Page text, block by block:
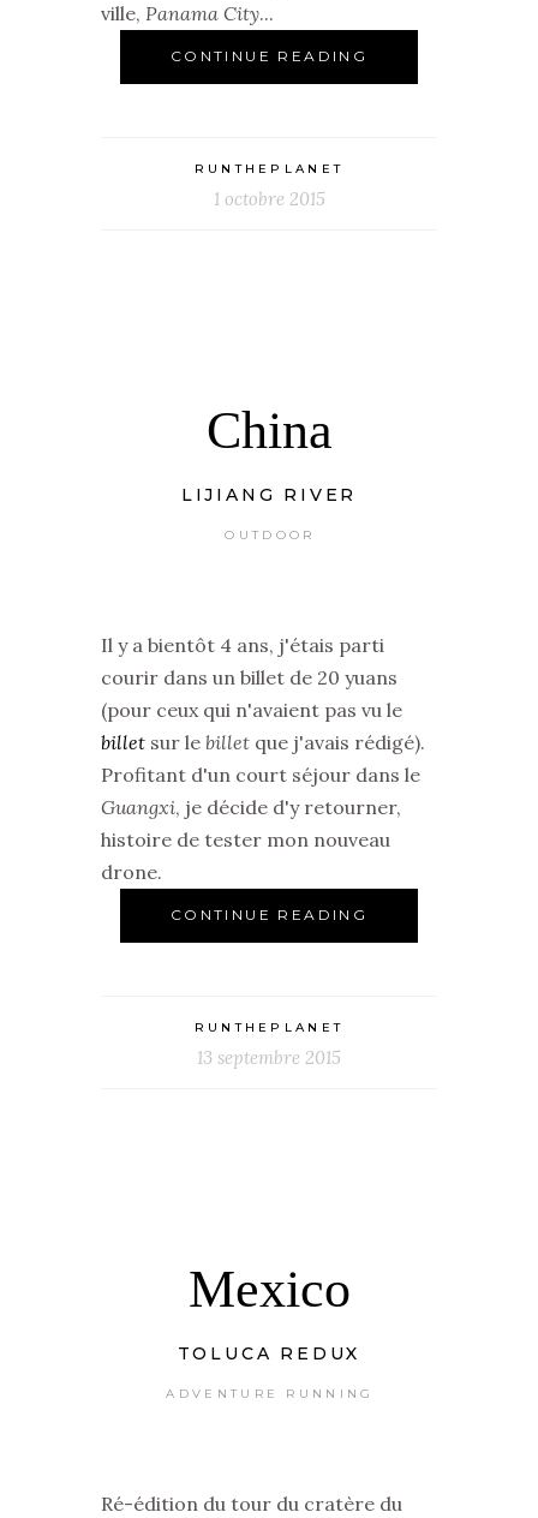
ville, Panama City...
CONTINUE READING
RUNTHEPLANET
1 octobre 2015
China
LIJIANG RIVER
OUTDOOR
Il y a bientôt 4 ans, j'étais parti
courir dans un billet de 20 yuans
(pour ceux qui n'avaient pas vu le
billet sur le billet que j'avais rédigé).
Profitant d'un court séjour dans le
Guangxi, je décide d'y retourner,
histoire de tester mon nouveau
drone.
CONTINUE READING
RUNTHEPLANET
13 septembre 2015
Mexico
TOLUCA REDUX
ADVENTURE RUNNING
Ré-édition du tour du cratère du